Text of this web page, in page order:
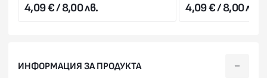
4,09 € / 8,00 лв. 4,09 € / 8,00 лв.
ИНФОРМАЦИЯ ЗА ПРОДУКТА